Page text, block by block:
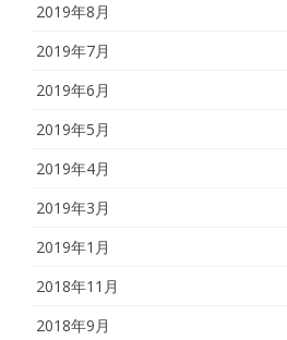
2019年8月
2019年7月
2019年6月
2019年5月
2019年4月
2019年3月
2019年1月
2018年11月
2018年9月